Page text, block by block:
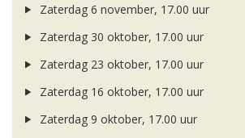
Zaterdag 6 november, 17.00 uur
Zaterdag 30 oktober, 17.00 uur
Zaterdag 23 oktober, 17.00 uur
Zaterdag 16 oktober, 17.00 uur
Zaterdag 9 oktober, 17.00 uur